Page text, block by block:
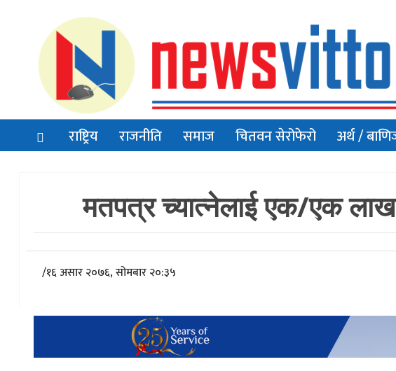
राष्ट्रिय राजनीति समाज चितवन सेरोफेरो अर्थ /
मतपत्र च्यात्नेलाई एक/एक लाख
/१६ असार २०७६, सोमबार २०:३५